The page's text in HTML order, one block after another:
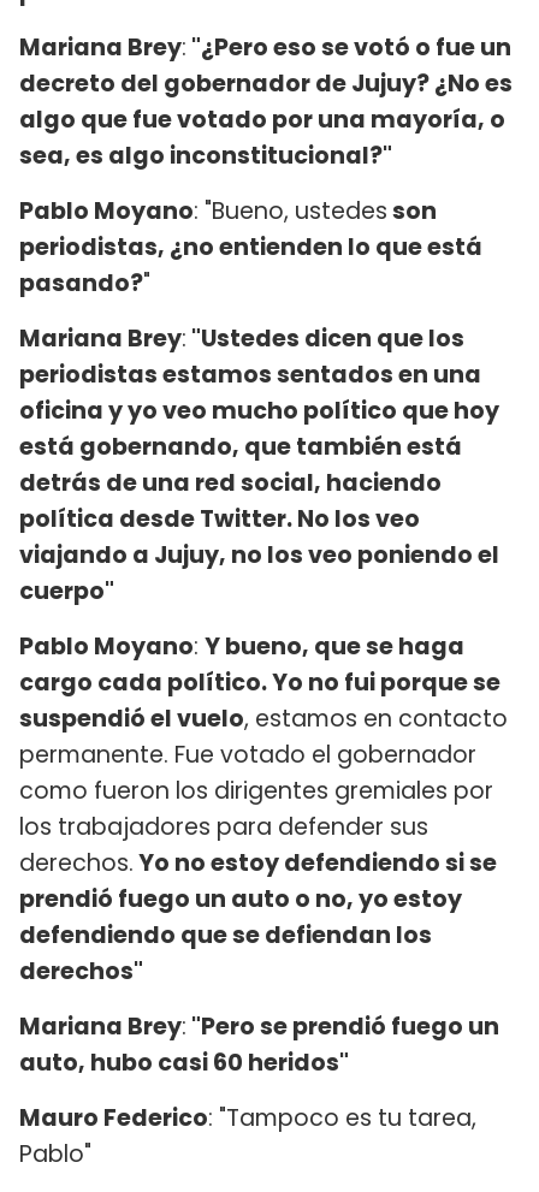
Mariana Brey: "¿Pero eso se votó o fue un
decreto del gobernador de Jujuy? ¿No es
algo que fue votado por una mayoría, o
sea, es algo inconstitucional?"
Pablo Moyano: "Bueno, ustedesson
periodistas, ¿no entienden lo que está
pasando?"
Mariana Brey: "Ustedes dicen que los
periodistas estamos sentados en una
oficina y yo veo mucho político que hoy
está gobernando, que también está
detrás de una red social, haciendo
política desde Twitter. No los veo
viajando a Jujuy, no los veo poniendo el
cuerpo"
Pablo Moyano: Y bueno, que se haga
cargo cada político. Yo no fui porque se
suspendió el vuelo, estamos en contacto
permanente. Fue votado el gobernador
como fueron los dirigentes gremiales por
los trabajadores para defender sus
derechos.Yo no estoy defendiendo si se
prendió fuego un auto o no, yo estoy
defendiendo que se defiendan los
derechos"
Mariana Brey: "Pero se prendió fuego un
auto, hubo casi 60 heridos"
Mauro Federico: "Tampoco es tu tarea,
Pablo"